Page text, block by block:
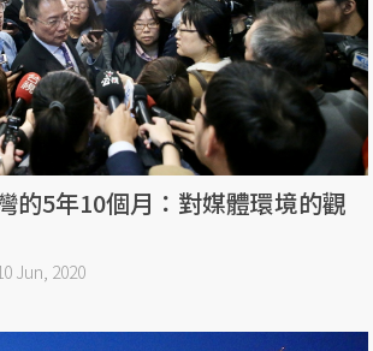
的5年10個月：對媒體環境的觀
Jun, 2020